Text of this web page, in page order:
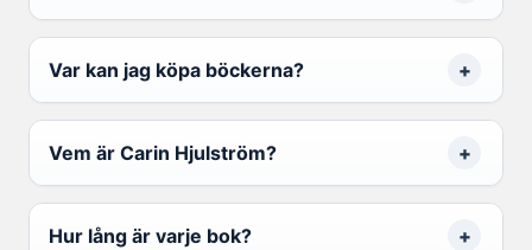
Var kan jag köpa böckerna?
Vem är Carin Hjulström?
Hur lång är varje bok?